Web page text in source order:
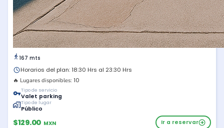
167 mts
Horarios del plan: 18:30 Hrs al 23:30 Hrs
🔥 Lugares disponibles: 10
Tipo de servicio
Valet parking
Tipo de lugar
Público
$129.00 MXN Ir a reservar